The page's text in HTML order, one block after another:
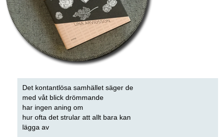
Det kontantlösa samhället säger de
med våt blick drömmande
har ingen aning om
hur ofta det strular att allt bara kan
lägga av